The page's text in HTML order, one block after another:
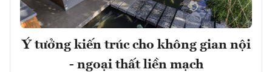
Ý tưởng kiến trúc cho không gian nội
- ngoại thất liền mạch